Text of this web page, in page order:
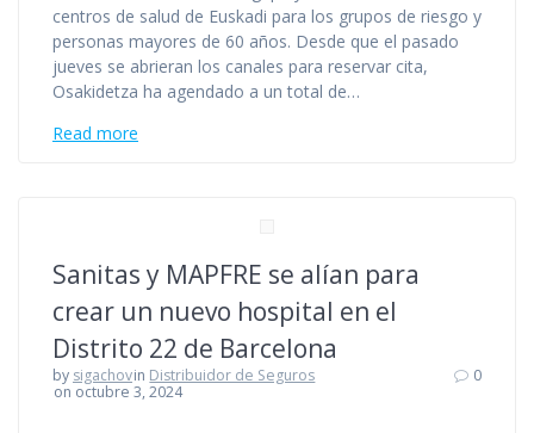
centros de salud de Euskadi para los grupos de riesgo y
personas mayores de 60 años. Desde que el pasado
jueves se abrieran los canales para reservar cita,
Osakidetza ha agendado a un total de…
Read more
Sanitas y MAPFRE se alían para
crear un nuevo hospital en el
Distrito 22 de Barcelona
by sigachovin Distribuidor de Seguros
on octubre 3, 2024
0